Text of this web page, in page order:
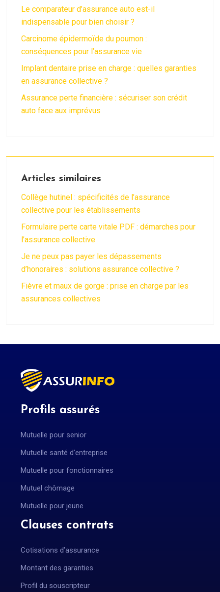
Le comparateur d’assurance auto est-il
indispensable pour bien choisir ?
Carcinome épidermoïde du poumon :
conséquences pour l’assurance vie
Implant dentaire prise en charge : quelles garanties
en assurance collective ?
Assurance perte financière : sécuriser son crédit
auto face aux imprévus
Articles similaires
Collège hutinel : spécificités de l’assurance
collective pour les établissements
Formulaire perte carte vitale PDF : démarches pour
l’assurance collective
Je ne peux pas payer les dépassements
d’honoraires : solutions assurance collective ?
Fièvre et maux de gorge : prise en charge par les
assurances collectives
Profils assurés
Mutuelle pour senior
Mutuelle santé d’entreprise
Mutuelle pour fonctionnaires
Mutuel chômage
Mutuelle pour jeune
Clauses contrats
Cotisations d’assurance
Montant des garanties
Profil du souscripteur